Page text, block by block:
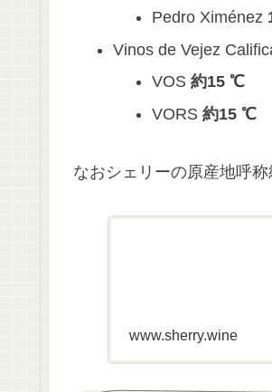
Pedro Ximénez
Vinos de Vejez
VOS約15 ℃
VORS約15 ℃
なおシェリーの原産地呼
www.sherry.wine